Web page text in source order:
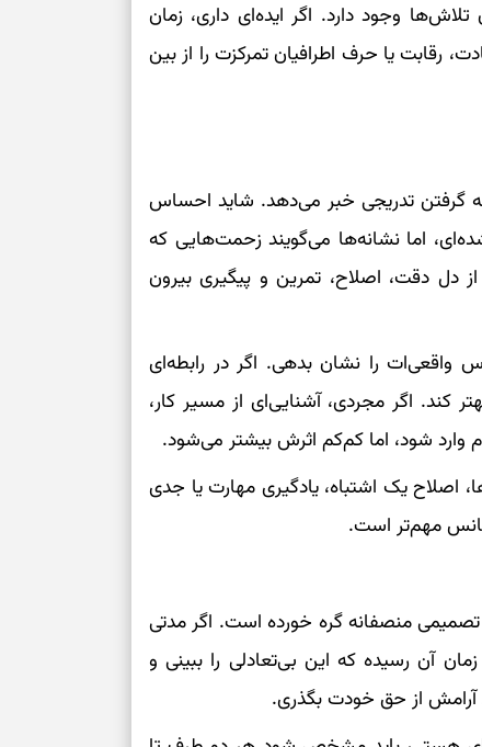
وجود دارد. اگر ایده‌ای داری، زمان
رقابت یا حرف اطرافیان تمرکزت را از بین
گرفتن تدریجی خبر می‌دهد. شاید احساس
اما نشانه‌ها می‌گویند زحمت‌هایی که
از دل دقت، اصلاح، تمرین و پیگیری بیرون
واقعی‌ات را نشان بدهی. اگر در رابطه‌ای
کند. اگر مجردی، آشنایی‌ای از مسیر کار،
شود، اما کم‌کم اثرش بیشتر می‌شود.
اصلاح یک اشتباه، یادگیری مهارت یا جدی
مهم‌تر است.
تصمیمی منصفانه گره خورده است. اگر مدتی
آن رسیده که این بی‌تعادلی را ببینی و
آرامش از حق خودت بگذری.